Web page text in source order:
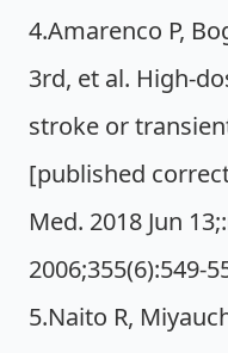
4.Amarenco P,
3rd, et al. High-
stroke or
[published
Med. 2018 Jun
2006;355(6):549-
5.Naito R,